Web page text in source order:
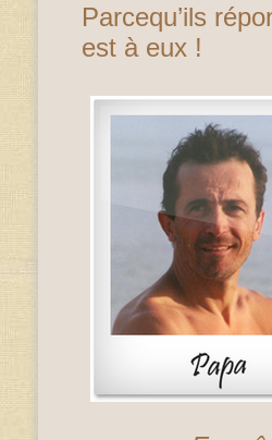
Parcequ’ils
est à eux !